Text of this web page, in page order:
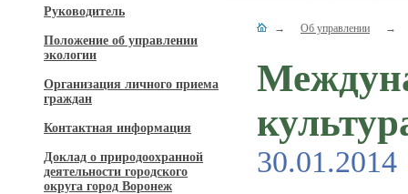
Руководитель
Положение об управлении
экологии
Организация личного приема
граждан
Контактная информация
Доклад о природоохранной
деятельности городского
округа город Воронеж
→ Об управлении →
30.01.2014